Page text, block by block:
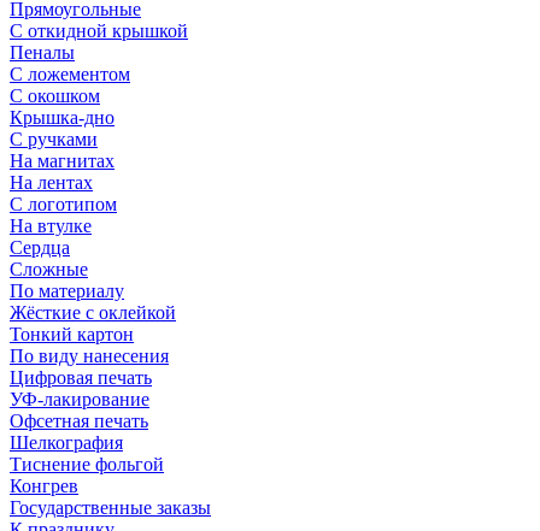
Прямоугольные
С откидной крышкой
Пеналы
С ложементом
С окошком
Крышка-дно
С ручками
На магнитах
На лентах
С логотипом
На втулке
Сердца
Сложные
По материалу
Жёсткие с оклейкой
Тонкий картон
По виду нанесения
Цифровая печать
УФ-лакирование
Офсетная печать
Шелкография
Тиснение фольгой
Конгрев
Государственные заказы